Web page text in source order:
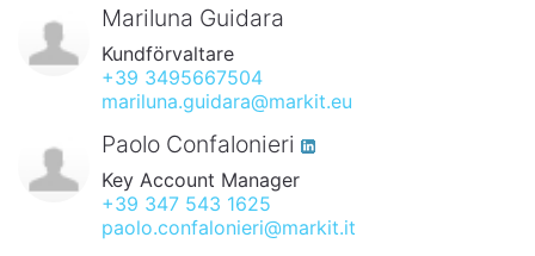
Mariluna Guidara
Kundförvaltare
+39 3495667504
mariluna.guidara@markit.eu
Paolo Confalonieri
Key Account Manager
+39 347 543 1625
paolo.confalonieri@markit.it